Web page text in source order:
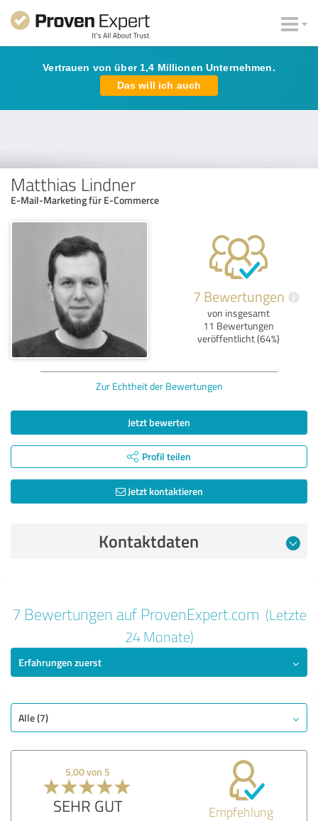
Vertrauen von über 1,4 Millionen Unternehmen.
Das will ich auch
Matthias Lindner
E-Mail-Marketing für E-Commerce
7 Bewertungen i
von insgesamt
11 Bewertungen
veröffentlicht (64%)
Zur Echtheit der Bewertungen
Jetzt bewerten
Profil teilen
Jetzt kontaktieren
Kontaktdaten
SEHR GUT
Nutzen
Leistungen
Umsetzung
Beratung
Bewertung anzeigen
7 Bewertungen auf ProvenExpert.com (Letzte
24 Monate)
Erfahrungen zuerst
Alle (7)
5,00 von 5
SEHR GUT Empfehlung